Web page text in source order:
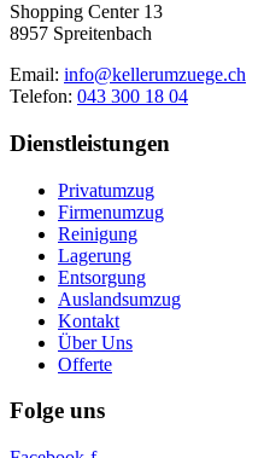
Shopping Center 13
8957 Spreitenbach
Email: info@kellerumzuege.ch
Telefon: 043 300 18 04
Dienstleistungen
Privatumzug
Firmenumzug
Reinigung
Lagerung
Entsorgung
Auslandsumzug
Kontakt
Über Uns
Offerte
Folge uns